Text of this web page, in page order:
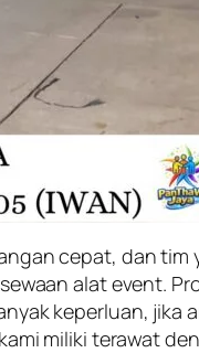
cepat, dan
alat event.
keperluan,
miliki terawat